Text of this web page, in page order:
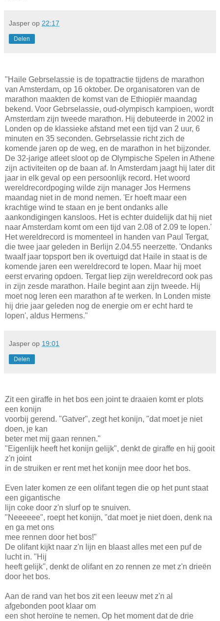
Jasper op 22:17
Delen
"Haile Gebrselassie is de topattractie tijdens de marathon
van Amsterdam, op 16 oktober. De organisatoren van de
marathon maakten de komst van de Ethiopiër maandag
bekend. Voor Gebrselassie, oud-olympisch kampioen, wordt
Amsterdam zijn tweede marathon. Hij debuteerde in 2002 in
Londen op de klassieke afstand met een tijd van 2 uur, 6
minuten en 35 seconden. Gebrselassie richt zich de
komende jaren op de weg, en de marathon in het bijzonder.
De 32-jarige atleet sloot op de Olympische Spelen in Athene
zijn activiteiten op de baan af. In Amsterdam jaagt hij later dit
jaar in elk geval op een persoonlijk record. Het woord
wereldrecordpoging wilde zijn manager Jos Hermens
maandag niet in de mond nemen. 'Er hoeft maar een
krachtige wind te staan en je bent ondanks alle
aankondigingen kansloos. Het is echter duidelijk dat hij niet
naar Amsterdam komt om een tijd van 2.08 of 2.09 te lopen.'
Het wereldrecord is momenteel in handen van Paul Tergat,
die twee jaar geleden in Berlijn 2.04.55 neerzette. 'Ondanks
twaalf jaar topsport ben ik overtuigd dat Haile in staat is de
komende jaren een wereldrecord te lopen. Maar hij moet
eerst ervaring opdoen. Tergat liep zijn wereldrecord ook pas
in zijn zesde marathon. Haile begint aan zijn tweede. Hij
moet nog leren een marathon af te werken. In Londen miste
hij drie jaar geleden nog de energie om er echt hard te
lopen', aldus Hermens."
Jasper op 19:01
Delen
Zit een giraffe in het bos een joint te draaien komt er plots
een konijn
voorbij gerend. "Gatver", zegt het konijn, "dat moet je niet
doen, je kan
beter met mij gaan rennen."
"Eigenlijk heeft het konijn gelijk", denkt de giraffe en hij gooit
z'n joint
in de struiken er rent met het konijn mee door het bos.
Even later komen ze een olifant tegen die op het punt staat
een gigantische
lijn coke door z'n slurf op te snuiven.
"Neeeeee", roept het konijn, "dat moet je niet doen, denk na
en ga met ons
mee rennen door het bos!"
De olifant kijkt naar z'n lijn en blaast alles met een puf de
lucht in. "Hij
heeft gelijk", denkt de olifant en zo rennen ze met z'n drieën
door het bos.
Aan de rand van het bos zit een leeuw met z'n al
afgebonden poot klaar om
een shot heroïne te nemen. Op het moment dat de drie